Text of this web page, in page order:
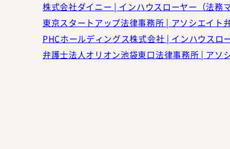
株式会社ダイニー | インハウスローヤー（法
東京スタートアップ法律事務所 | アソシエイ
PHCホールディングス株式会社 | インハウス
弁護士法人オリオン池袋東口法律事務所 | アソ